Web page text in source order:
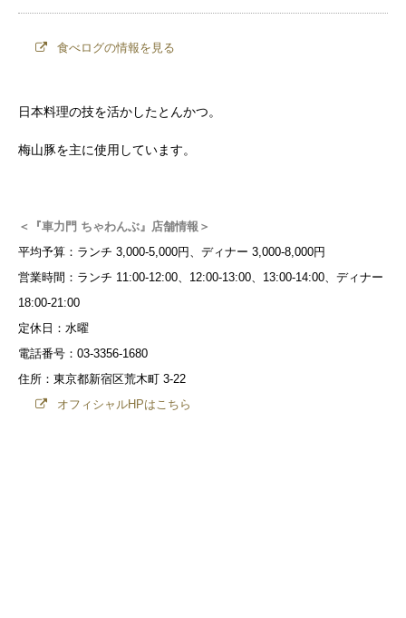
食べログの情報を見る
日本料理の技を活かしたとんかつ。
梅山豚を主に使用しています。
＜『車力門 ちゃわんぶ』店舗情報＞
平均予算：ランチ 3,000-5,000円、ディナー 3,000-8,000円
営業時間：ランチ 11:00-12:00、12:00-13:00、13:00-14:00、ディナー
18:00-21:00
定休日：水曜
電話番号：03-3356-1680
住所：東京都新宿区荒木町 3-22
オフィシャルHPはこちら